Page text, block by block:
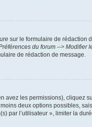
sur le formulaire de rédaction
du forum --> Modifier
de rédaction de message.
avez les permissions), cliquez
deux options possibles,
par l’utilisateur », limiter la